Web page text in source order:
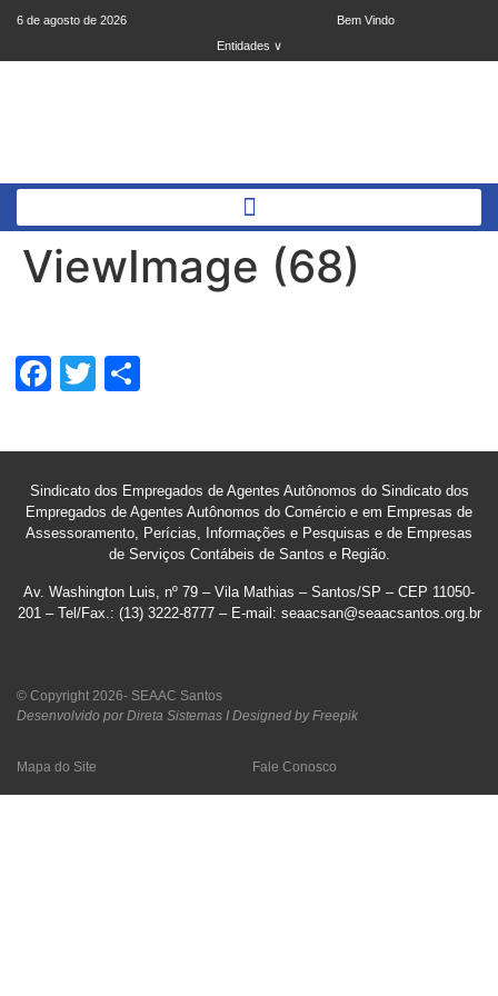
6 de agosto de 2026
Bem Vindo
Entidades ∨
ViewImage (68)
Facebook
Twitter
Sindicato dos Empregados de Agentes Autônomos do Sindicato dos
Empregados de Agentes Autônomos do Comércio e em Empresas de
Assessoramento, Perícias, Informações e Pesquisas e de Empresas
de Serviços Contábeis de Santos e Região.
Av. Washington Luis, nº 79 – Vila Mathias – Santos/SP – CEP 11050-
201 – Tel/Fax.: (13) 3222-8777 – E-mail: seaacsan@seaacsantos.org.br
© Copyright 2026- SEAAC Santos
Desenvolvido por Direta Sistemas I Designed by Freepik
Mapa do Site Fale Conosco